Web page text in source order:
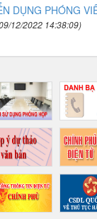
DỤNG PHÓNG
12/2022 14:38:09)